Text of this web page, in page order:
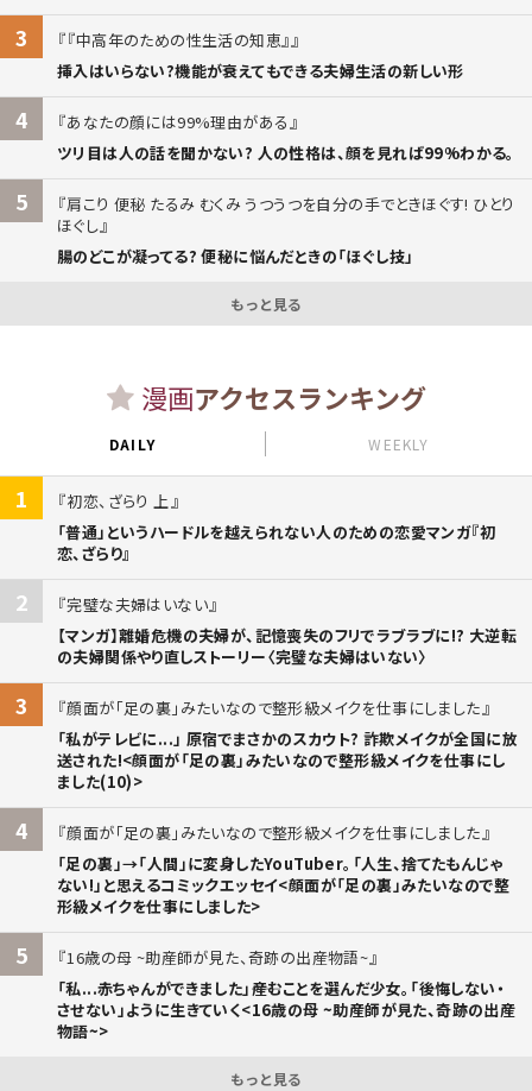
3
『中高年のための性生活の知恵』
挿入はいらない?機能が衰えてもできる夫婦生活の新しい形
4
あなたの顔には99%理由がある
ツリ目は人の話を聞かない? 人の性格は、顔を見れば99%わかる。
5
肩こり 便秘 たるみ むくみ うつうつを自分の手でときほぐす! ひとり
ほぐし
腸のどこが凝ってる? 便秘に悩んだときの「ほぐし技」
もっと見る
漫画アクセスランキング
DAILY WEEKLY
1
初恋、ざらり 上
「普通」というハードルを越えられない人のための恋愛マンガ『初
恋、ざらり』
2
完璧な夫婦はいない
【マンガ】離婚危機の夫婦が、記憶喪失のフリでラブラブに!? 大逆転
の夫婦関係やり直しストーリー〈完璧な夫婦はいない〉
3
顔面が「足の裏」みたいなので整形級メイクを仕事にしました
「私がテレビに...」 原宿でまさかのスカウト? 詐欺メイクが全国に放
送された!<顔面が「足の裏」みたいなので整形級メイクを仕事にし
ました(10)>
4
顔面が「足の裏」みたいなので整形級メイクを仕事にしました
「足の裏」→「人間」に変身したYouTuber。「人生、捨てたもんじゃ
ない!」と思えるコミックエッセイ<顔面が「足の裏」みたいなので整
形級メイクを仕事にしました>
5
16歳の母 ~助産師が見た、奇跡の出産物語~
「私...赤ちゃんができました」――産むことを選んだ少女。「後悔しない・
させない」ように生きていく<16歳の母 ~助産師が見た、奇跡の出産
物語~>
もっと見る